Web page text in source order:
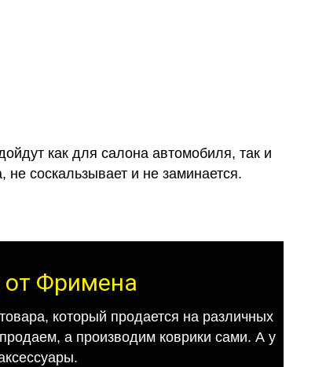
как для салона автомобиля, так и
соскальзывает и не заминается.
от Фримена
который продается на различных
а производим коврики сами. А у